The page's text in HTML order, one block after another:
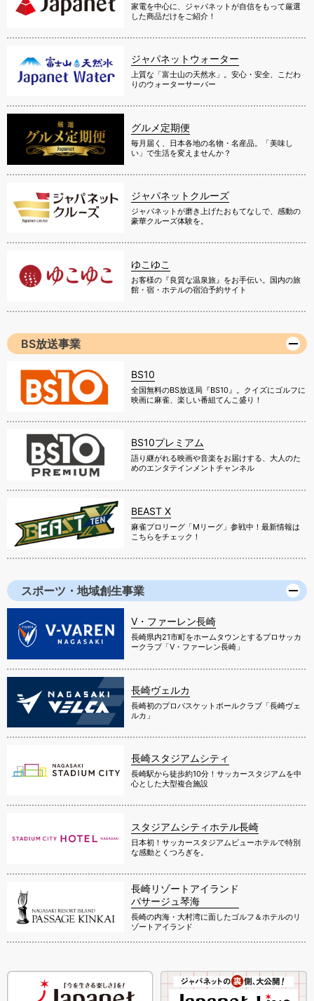
家電を中心に、ジャパネットが自信をもって厳選
した商品だけをご紹介！
ジャパネットウォーター
上質な「富士山の天然水」。安心・安全、こだわ
りのウォーターサーバー
グルメ定期便
毎月届く、日本各地の名物・名産品。「美味し
い」で生活を変えませんか？
ジャパネットクルーズ
ジャパネットが磨き上げたおもてなしで、感動の
豪華クルーズ体験を。
ゆこゆこ
お客様の『良質な温泉旅』をお手伝い。国内の旅
館・宿・ホテルの宿泊予約サイト
BS放送事業
BS10
全国無料のBS放送局『BS10』。クイズにゴルフに
映画に麻雀、楽しい番組てんこ盛り！
BS10プレミアム
語り継がれる映画や音楽をお届けする、大人のた
めのエンタテインメントチャンネル
BEAST X
麻雀プロリーグ「Mリーグ」参戦中！最新情報は
こちらをチェック！
スポーツ・地域創生事業
V・ファーレン長崎
長崎県内21市町をホームタウンとするプロサッカ
ークラブ「V・ファーレン長崎」
長崎ヴェルカ
長崎初のプロバスケットボールクラブ「長崎ヴェ
ルカ」
長崎スタジアムシティ
長崎駅から徒歩約10分！サッカースタジアムを中
心とした大型複合施設
スタジアムシティホテル長崎
日本初！サッカースタジアムビューホテルで特別
な感動とくつろぎを。
長崎リゾートアイランド
パサージュ琴海
長崎の内海・大村湾に面したゴルフ＆ホテルのリ
ゾートアイランド